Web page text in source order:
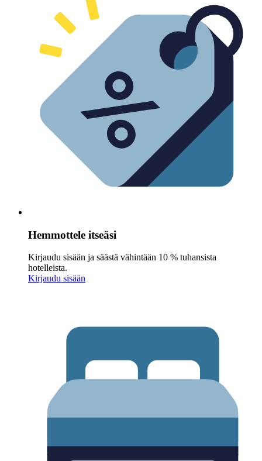
Hemmottele itseäsi
Kirjaudu sisään ja säästä vähintään 10 % tuhansista
hotelleista.
Kirjaudu sisään